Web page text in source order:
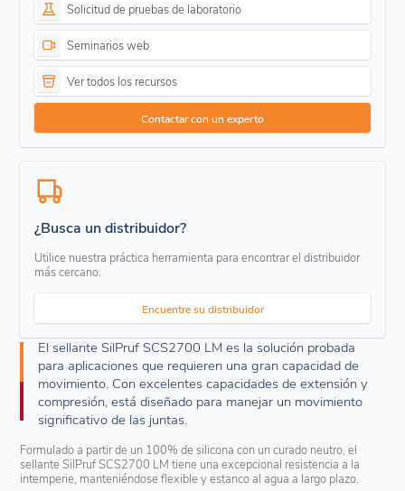
Solicitud de pruebas de laboratorio
Seminarios web
Ver todos los recursos
Contactar con un experto
¿Busca un distribuidor?
Utilice nuestra práctica herramienta para encontrar el distribuidor
más cercano.
Encuentre su distribuidor
El sellante SilPruf SCS2700 LM es la solución probada
para aplicaciones que requieren una gran capacidad de
movimiento. Con excelentes capacidades de extensión y
compresión, está diseñado para manejar un movimiento
significativo de las juntas.
Formulado a partir de un 100% de silicona con un curado neutro, el
sellante SilPruf SCS2700 LM tiene una excepcional resistencia a la
intemperie, manteniéndose flexible y estanco al agua a largo plazo.